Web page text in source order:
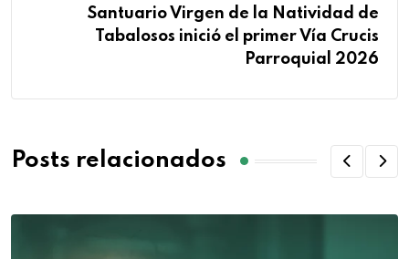
Santuario Virgen de la Natividad de
Tabalosos inició el primer Vía Crucis
Parroquial 2026
Posts relacionados